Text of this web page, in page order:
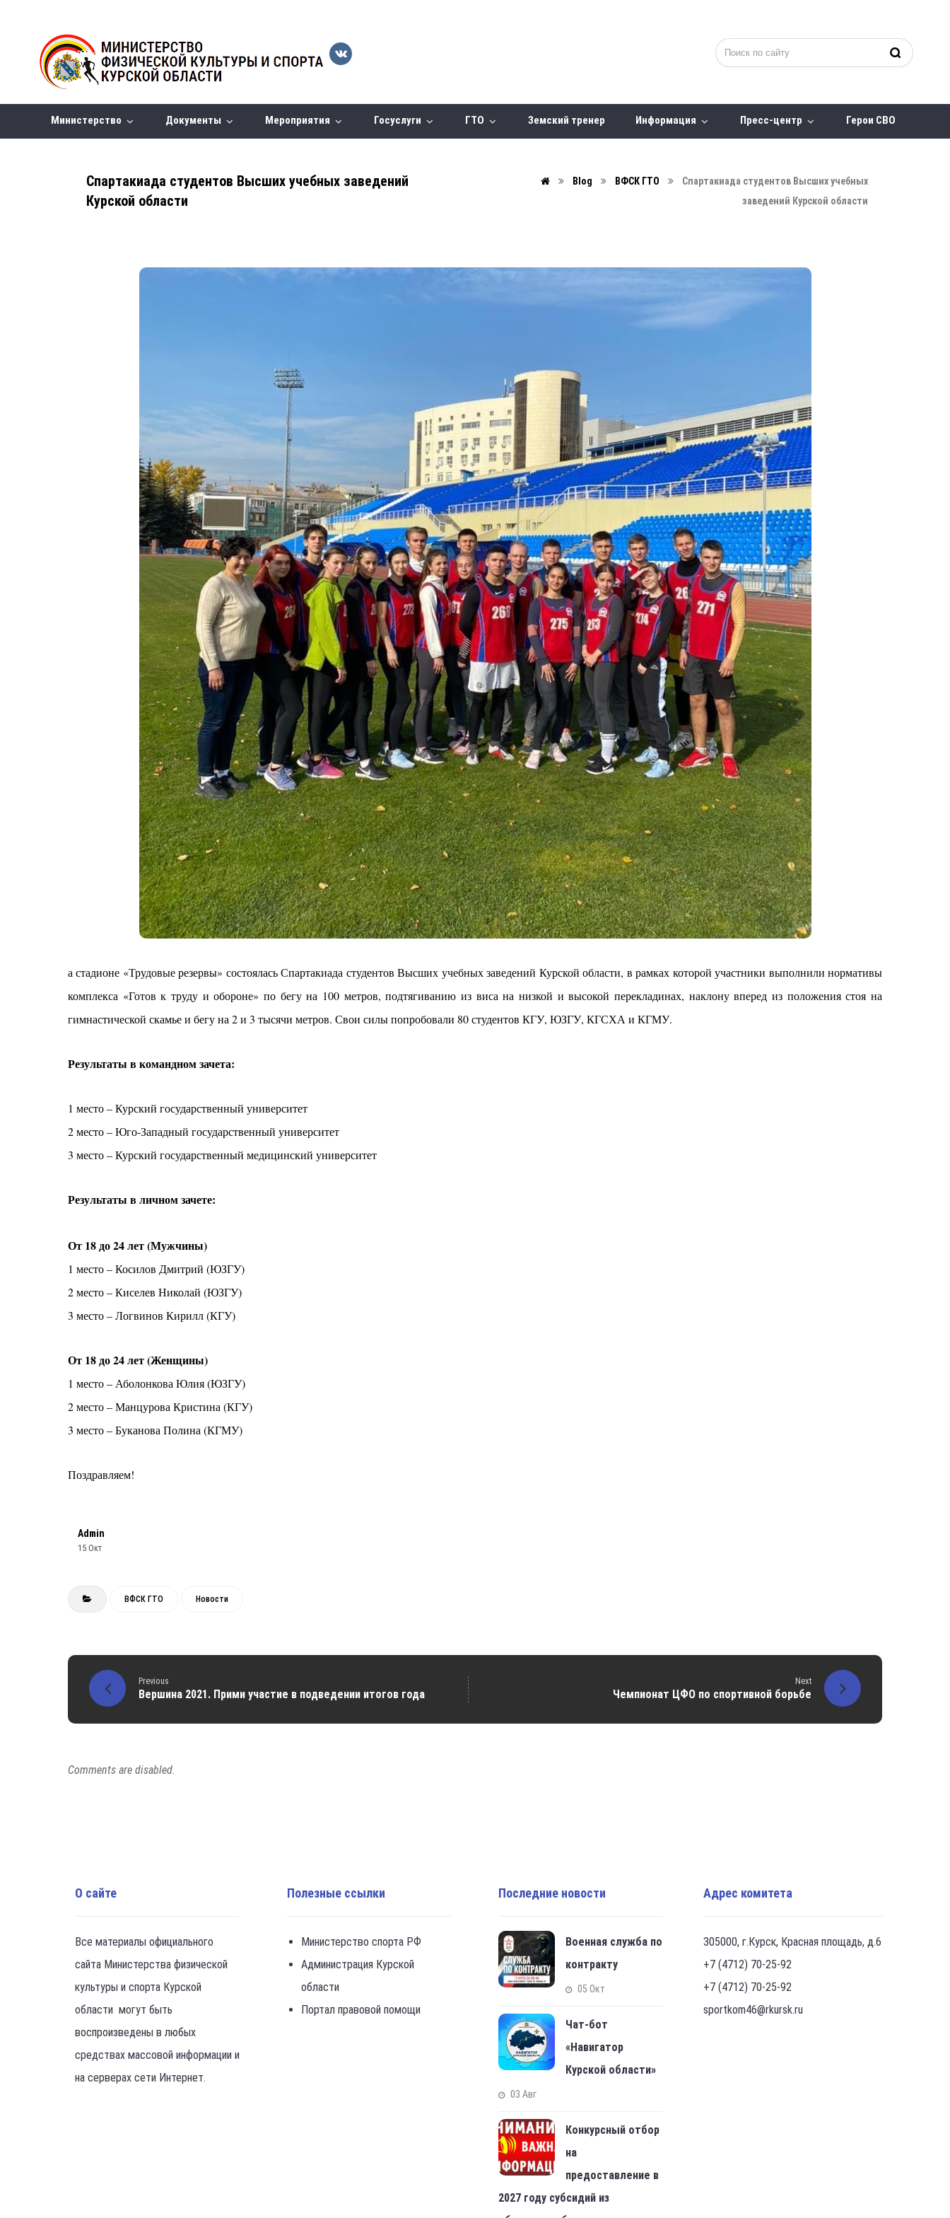
Министерство Документы Мероприятия Госуслуги ГТО Земский тренер Информация Пресс-центр Герои СВО
Спартакиада студентов Высших учебных заведений
Курской области
Blog ВФСК ГТО
Спартакиада студентов Высших учебных
заведений Курской области
а стадионе «Трудовые резервы» состоялась Спартакиада студентов Высших учебных заведений Курской области, в рамках которой участники выполнили нормативы
комплекса «Готов к труду и обороне» по бегу на 100 метров, подтягиванию из виса на низкой и высокой перекладинах, наклону вперед из положения стоя на
гимнастической скамье и бегу на 2 и 3 тысячи метров. Свои силы попробовали 80 студентов КГУ, ЮЗГУ, КГСХА и КГМУ.
Результаты в командном зачета:
1 место – Курский государственный университет
2 место – Юго-Западный государственный университет
3 место – Курский государственный медицинский университет
Результаты в личном зачете:
От 18 до 24 лет (Мужчины)
1 место – Косилов Дмитрий (ЮЗГУ)
2 место – Киселев Николай (ЮЗГУ)
3 место – Логвинов Кирилл (КГУ)
От 18 до 24 лет (Женщины)
1 место – Аболонкова Юлия (ЮЗГУ)
2 место – Манцурова Кристина (КГУ)
3 место – Буканова Полина (КГМУ)
Поздравляем!
Admin
15 Окт
ВФСК ГТО Новости
Previous
Вершина 2021. Прими участие в подведении итогов года
Next
Чемпионат ЦФО по спортивной борьбе
Comments are disabled.
О сайте
Все материалы официального
сайта Министерства физической
культуры и спорта Курской
области могут быть
воспроизведены в любых
средствах массовой информации и
на серверах сети Интернет.
Полезные ссылки
Министерство спорта РФ
Администрация Курской
области
Портал правовой помощи
Последние новости
Военная служба по
контракту
05 Окт
Чат-бот
«Навигатор
Курской области»
03 Авг
Конкурсный отбор
на
предоставление в
2027 году субсидий из
Адрес комитета
305000, г.Курск, Красная площадь, д.6
+7 (4712) 70-25-92
+7 (4712) 70-25-92
sportkom46@rkursk.ru